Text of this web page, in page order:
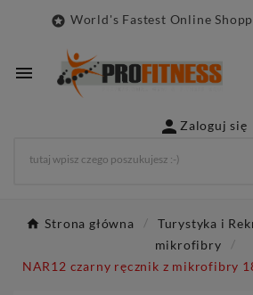
 World's Fastest Online

 Zaloguj się
Strona główna Turystyka i
mikrofibry
NAR12 czarny ręcznik z mikrofibry